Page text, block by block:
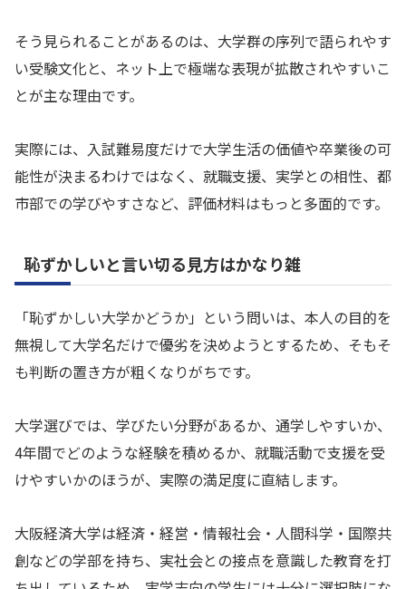
そう見られることがあるのは、大学群の序列で語られやす
い受験文化と、ネット上で極端な表現が拡散されやすいこ
とが主な理由です。
実際には、入試難易度だけで大学生活の価値や卒業後の可
能性が決まるわけではなく、就職支援、実学との相性、都
市部での学びやすさなど、評価材料はもっと多面的です。
恥ずかしいと言い切る見方はかなり雑
「恥ずかしい大学かどうか」という問いは、本人の目的を
無視して大学名だけで優劣を決めようとするため、そもそ
も判断の置き方が粗くなりがちです。
大学選びでは、学びたい分野があるか、通学しやすいか、
4年間でどのような経験を積めるか、就職活動で支援を受
けやすいかのほうが、実際の満足度に直結します。
大阪経済大学は経済・経営・情報社会・人間科学・国際共
創などの学部を持ち、実社会との接点を意識した教育を打